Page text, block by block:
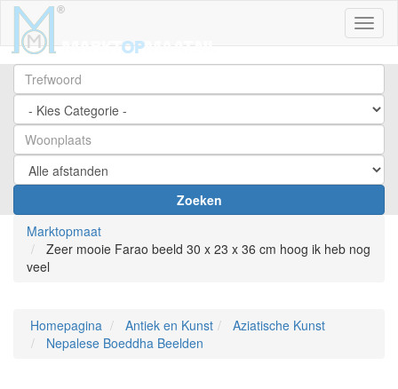
Zoeken
Marktopmaat
Zeer mooie Farao beeld 30 x 23 x 36 cm hoog ik heb nog
veel
Homepagina Antiek en Kunst
Aziatische Kunst
Nepalese Boeddha Beelden